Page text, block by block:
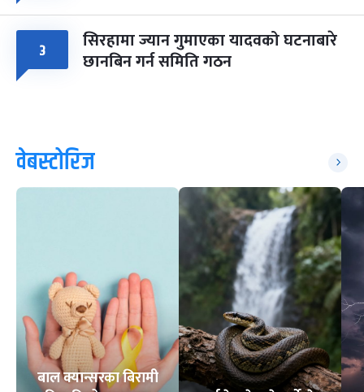
३ सिरहामा ज्यान गुमाएका यादवको घटनाबारे
छानबिन गर्न समिति गठन
वेबस्टोरिज
बाल क्यान्सरका बिरामी